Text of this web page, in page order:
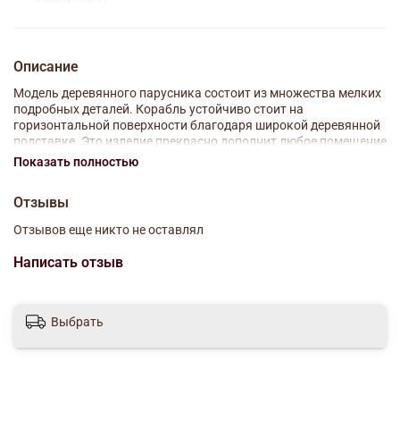
Описание
Модель деревянного парусника состоит из множества мелких
подробных деталей. Корабль устойчиво стоит на
горизонтальной поверхности благодаря широкой деревянной
подставке. Это изделие прекрасно дополнит любое помещение
- будь то гостиная, кабинет или детская комната. Он станет не
Показать полностью
Отзывы
Отзывов еще никто не оставлял
Написать отзыв
Выбрать